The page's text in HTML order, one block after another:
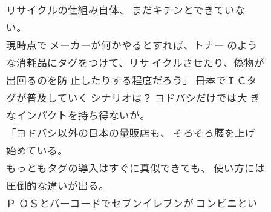
リサイクルの仕組み自体、 まだキチンとできていな
い。
現時点で メーカーが何かやるとすれば、トナー のよう
な消耗品にタグをつけて、リサ イクルさせたり、偽物が
出回るのを防 止したりする程度だろう」 ――日本でＩＣタ
グが普及していく シナリオは？ ヨドバシだけでは大 き
なインパクトを持ち得ないが。
「ヨドバシ以外の日本の量販店も、 そろそろ腰を上げ
始めている。
もっともタグの導入はすぐに真似できても、 使い方には
圧倒的な違いが出る。
Ｐ ＯＳとバーコードでセブンイレブンが コンビニとい